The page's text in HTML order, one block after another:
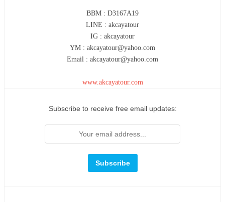
BBM : D3167A19
LINE : akcayatour
IG : akcayatour
YM : akcayatour@yahoo.com
Email : akcayatour@yahoo.com
www.akcayatour.com
Subscribe to receive free email updates: